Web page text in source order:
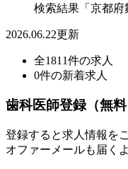
検索結果「京都府
2026.06.22更新
全1811件の求人
0件の新着求人
歯科医師登録（無料
登録すると求人情報を
オファーメールも届く